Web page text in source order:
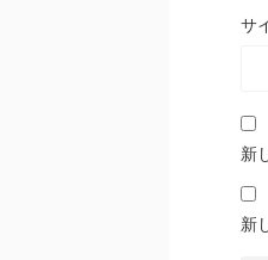
サ
新
新